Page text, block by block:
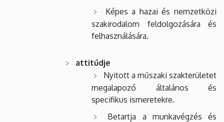
Képes a hazai és nemzetközi
szakirodalom feldolgozására és
felhasználására.
attitűdje
Nyitott a műszaki szakterületet
megalapozó általános és
specifikus ismeretekre.
Betartja a munkavégzés és